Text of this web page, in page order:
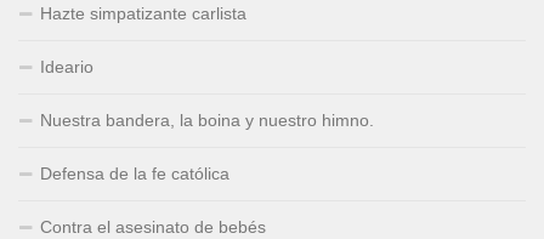
Hazte simpatizante carlista
Ideario
Nuestra bandera, la boina y nuestro himno.
Defensa de la fe católica
Contra el asesinato de bebés